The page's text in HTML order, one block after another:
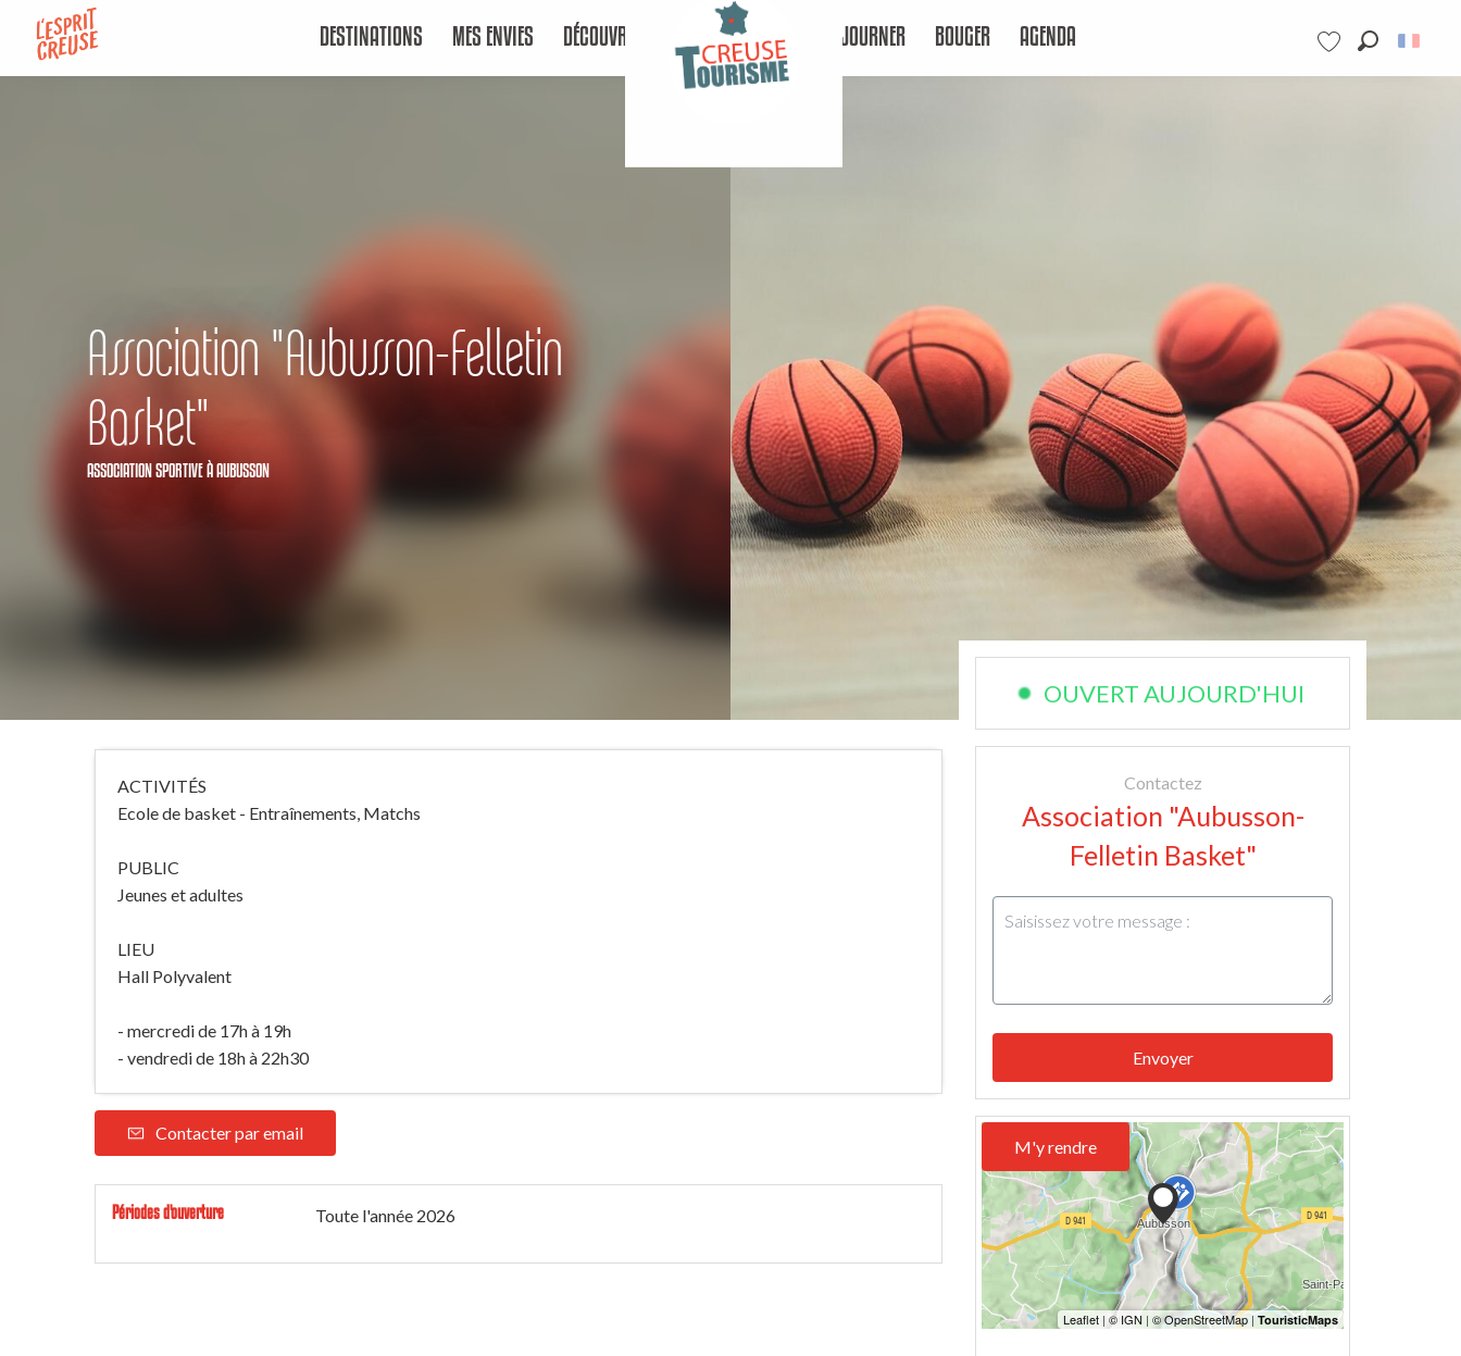
contenu
Voir les favoris
DESTINATIONS MES ENVIES DÉCOUVRIR SÉJOURNER BOUGER AGENDA
Association "Aubusson-Felletin
Basket"
ASSOCIATION SPORTIVEÀ AUBUSSON
ACTIVITÉS
Ecole de basket - Entraînements, Matchs
PUBLIC
Jeunes et adultes
LIEU
Hall Polyvalent
- mercredi de 17h à 19h
- vendredi de 18h à 22h30
Contacter par email
Périodes d'ouverture Toute l'année 2026
OUVERT AUJOURD'HUI
Contactez
Association "Aubusson-
Felletin Basket"
Envoyer
M'y rendre